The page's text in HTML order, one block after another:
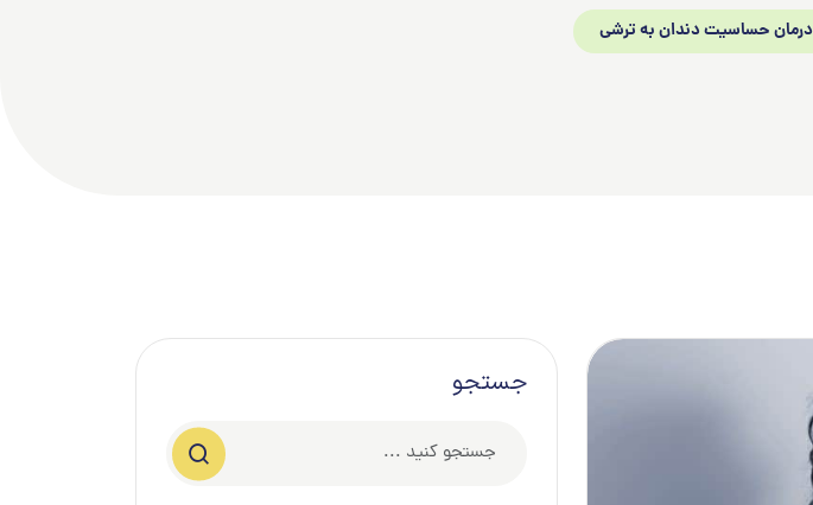
درمان حساسیت دندان به ترشی
جستجو